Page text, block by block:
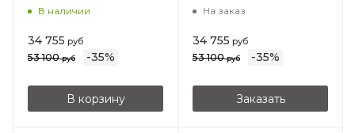
В наличии
34 755 руб
53 100руб -35%
В корзину
На заказ
34 755 руб
53 100руб -35%
Заказать